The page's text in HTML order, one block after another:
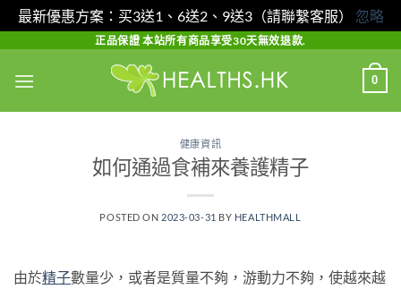
最新優惠方案：买3送1、6送2、9送3（請聯繫客服） 忽略
content
正品保證 本站所有商品享受30天無效退款.
0
健康資訊
如何通過食補來養護精子
POSTED ON 2023-03-31 BY HEALTHMALL
由於精子數量少，或者是質量不夠，游動力不夠，使越來越